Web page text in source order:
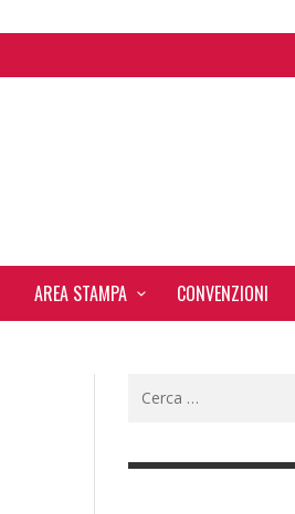
ARTIFICIALE
AREA STAMPA CONVENZIONI